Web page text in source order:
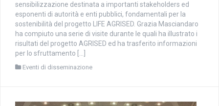
sensibilizzazione destinata a importanti stakeholders ed
esponenti di autorità e enti pubblici, fondamentali per la
sostenibilità del progetto LIFE AGRISED. Grazia Masciandaro
ha compiuto una serie di visite durante le quali ha illustrato i
risultati del progetto AGRISED ed ha trasferito informazioni
per lo sfruttamento […]
Eventi di disseminazione